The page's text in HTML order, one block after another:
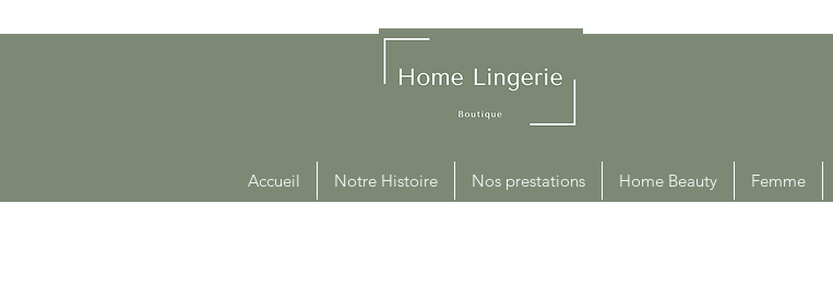
Accueil Notre Histoire Nos prestations Home Beauty Femme